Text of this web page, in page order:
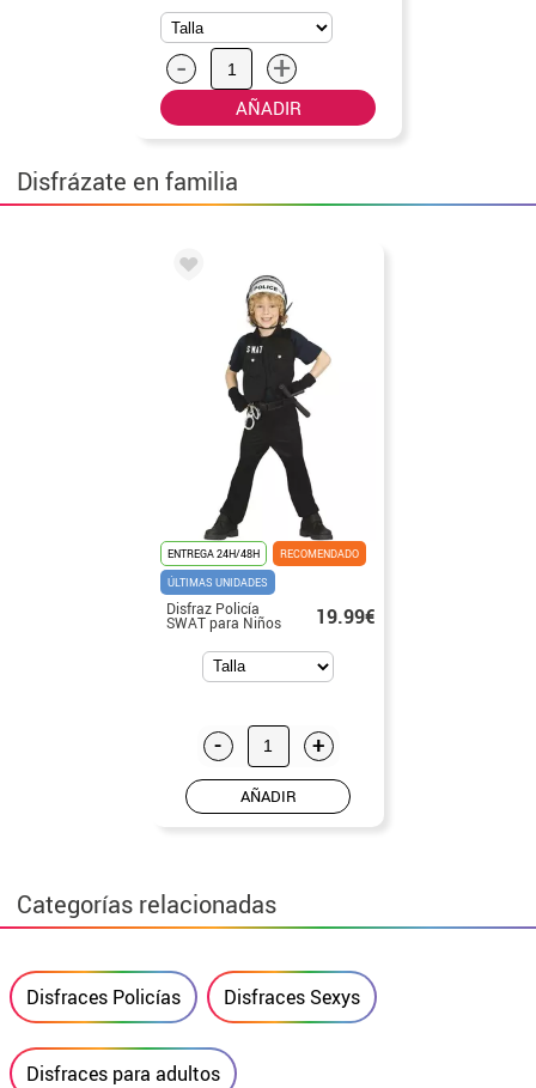
- +
AÑADIR
Disfrázate en familia
ENTREGA 24H/48H
RECOMENDADO
ÚLTIMAS UNIDADES
Disfraz Policía
SWAT para Niños 19.99€
- +
AÑADIR
Categorías relacionadas
Disfraces Policías Disfraces Sexys
Disfraces para adultos